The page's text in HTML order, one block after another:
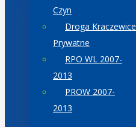
Czyn
Droga Kraczewice
Prywatne
RPO WL 2007-
2013
PROW 2007-
2013